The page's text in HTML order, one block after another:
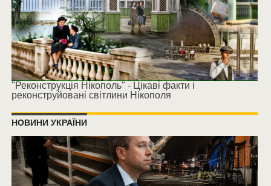
"Реконструкція Нікополь" - Цікаві факти і
реконструйовані світлини Нікополя
НОВИНИ УКРАЇНИ